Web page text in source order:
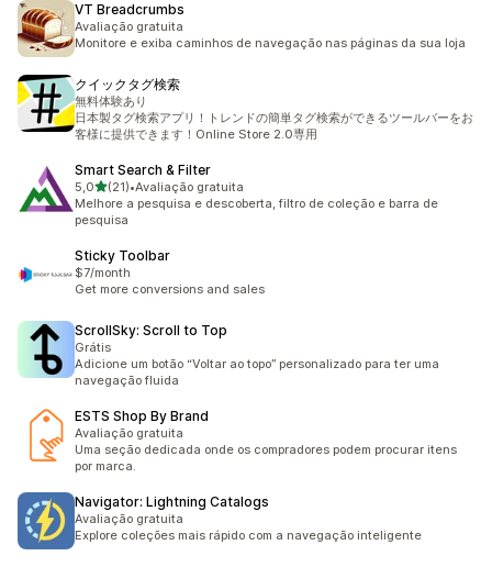
VT Breadcrumbs
Avaliação gratuita
Monitore e exiba caminhos de navegação nas páginas da sua loja
クイックタグ検索
無料体験あり
日本製タグ検索アプリ！トレンドの簡単タグ検索ができるツールバーをお
客様に提供できます！Online Store 2.0専用
Smart Search & Filter
5,0de 5 estrelas
(21)
21 avaliações ao todo
•Avaliação gratuita
Melhore a pesquisa e descoberta, filtro de coleção e barra de
pesquisa
Sticky Toolbar
$7/month
Get more conversions and sales
ScrollSky: Scroll to Top
Grátis
Adicione um botão “Voltar ao topo” personalizado para ter uma
navegação fluida
ESTS Shop By Brand
Avaliação gratuita
Uma seção dedicada onde os compradores podem procurar itens
por marca.
Navigator: Lightning Catalogs
Avaliação gratuita
Explore coleções mais rápido com a navegação inteligente